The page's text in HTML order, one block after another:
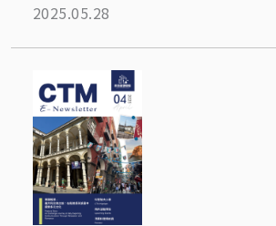
2025.05.28